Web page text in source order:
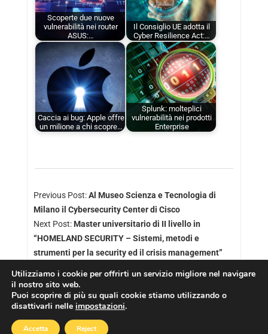
Scoperte due nuove
vulnerabilità nei router
ASUS:…
Il Consiglio UE adotta il
Cyber Resilience Act:…
Caccia ai bug: Apple offre
un milione a chi scopre…
Splunk: molteplici
vulnerabilità nei prodotti
Enterprise
Previous Post:Al Museo Scienza e Tecnologia di
Milano il Cybersecurity Center di Cisco
Next Post: Master universitario di II livello in
“HOMELAND SECURITY – Sistemi, metodi e
strumenti per la security ed il crisis management”
Copyright © 2026
Utilizziamo i cookie per offrirti un servizio migliore nel navigare
il nostro sito web.
Puoi scoprire di più su quali cookie stiamo utilizzando o
disattivarli nelle impostazioni.
Accetta Reject